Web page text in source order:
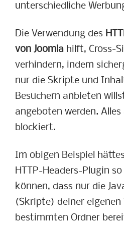
unterschiedliche
Die Verwendung des
von Joomla hilft, Cross-
verhindern, indem
nur die Skripte und
Besuchern anbieten
angeboten werden. Alles
blockiert.
Im obigen Beispiel
HTTP-Headers-Plugin
können, dass nur die
(Skripte) deiner eigenen
bestimmten Ordner